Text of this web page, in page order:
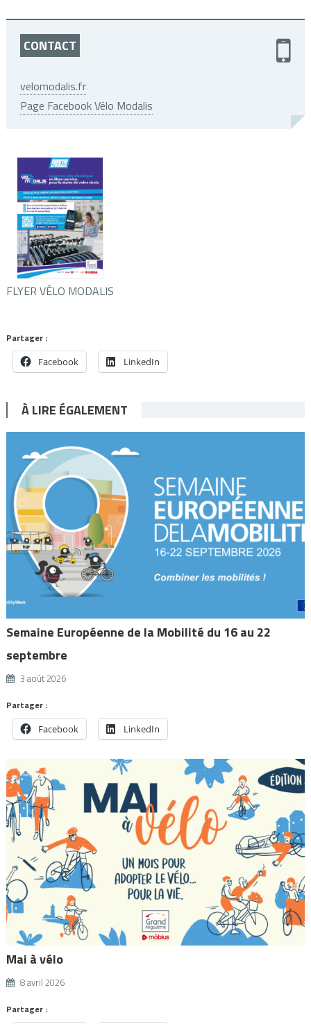
CONTACT
velomodalis.fr
Page Facebook Vélo Modalis
FLYER VÉLO MODALIS
Partager :
Facebook LinkedIn
À LIRE ÉGALEMENT
Semaine Européenne de la Mobilité du 16 au 22
septembre
3 août 2026
Partager :
Facebook LinkedIn
Mai à vélo
8 avril 2026
Partager :